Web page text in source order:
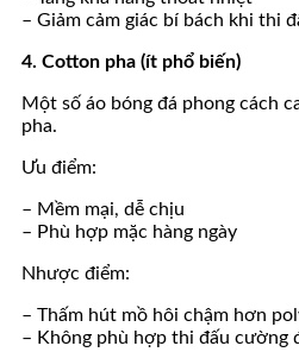
– Giảm cảm giác bí bách khi thi
4. Cotton pha (ít phổ biến)
Một số áo bóng đá phong cách
pha.
Ưu điểm:
– Mềm mại, dễ chịu
– Phù hợp mặc hàng ngày
Nhược điểm:
– Thấm hút mồ hôi chậm hơn
– Không phù hợp thi đấu cường